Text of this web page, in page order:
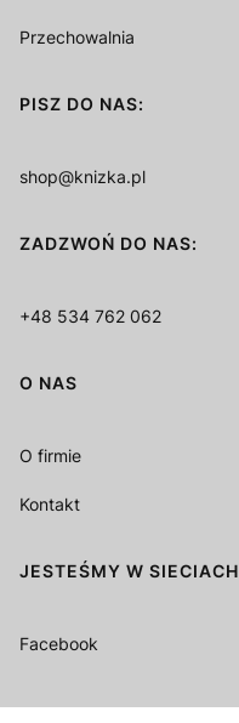
Przechowalnia
PISZ DO NAS:
shop@knizka.pl
ZADZWOŃ DO NAS:
+48 534 762 062
O NAS
O firmie
Kontakt
JESTEŚMY W
Facebook